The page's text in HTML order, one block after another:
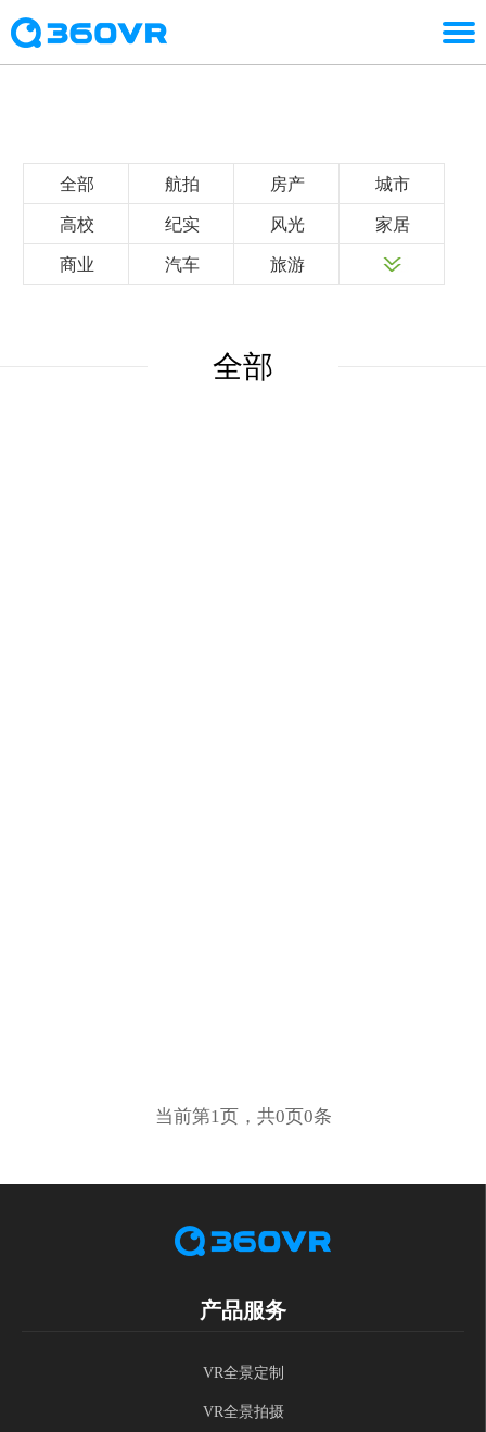
全部 航拍 房产 城市
高校 纪实 风光 家居
商业 汽车 旅游
全部
当前第1页，共0页0条
产品服务
VR全景定制
VR全景拍摄